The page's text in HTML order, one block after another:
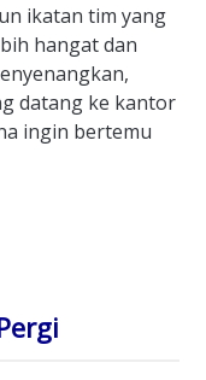
ikatan tim yang
hangat dan
datang ke kantor
ingin bertemu